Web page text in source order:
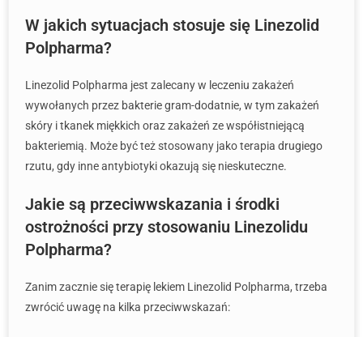
W jakich sytuacjach stosuje się Linezolid
Polpharma?
Linezolid Polpharma jest zalecany w leczeniu zakażeń
wywołanych przez bakterie gram-dodatnie, w tym zakażeń
skóry i tkanek miękkich oraz zakażeń ze współistniejącą
bakteriemią. Może być też stosowany jako terapia drugiego
rzutu, gdy inne antybiotyki okazują się nieskuteczne.
Jakie są przeciwwskazania i środki
ostrożności przy stosowaniu Linezolidu
Polpharma?
Zanim zacznie się terapię lekiem Linezolid Polpharma, trzeba
zwrócić uwagę na kilka przeciwwskazań: